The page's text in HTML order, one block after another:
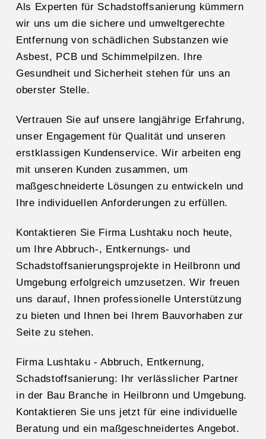
Als Experten für Schadstoffsanierung kümmern
wir uns um die sichere und umweltgerechte
Entfernung von schädlichen Substanzen wie
Asbest, PCB und Schimmelpilzen. Ihre
Gesundheit und Sicherheit stehen für uns an
oberster Stelle.
Vertrauen Sie auf unsere langjährige Erfahrung,
unser Engagement für Qualität und unseren
erstklassigen Kundenservice. Wir arbeiten eng
mit unseren Kunden zusammen, um
maßgeschneiderte Lösungen zu entwickeln und
Ihre individuellen Anforderungen zu erfüllen.
Kontaktieren Sie Firma Lushtaku noch heute,
um Ihre Abbruch-, Entkernungs- und
Schadstoffsanierungsprojekte in Heilbronn und
Umgebung erfolgreich umzusetzen. Wir freuen
uns darauf, Ihnen professionelle Unterstützung
zu bieten und Ihnen bei Ihrem Bauvorhaben zur
Seite zu stehen.
Firma Lushtaku - Abbruch, Entkernung,
Schadstoffsanierung: Ihr verlässlicher Partner
in der Bau Branche in Heilbronn und Umgebung.
Kontaktieren Sie uns jetzt für eine individuelle
Beratung und ein maßgeschneidertes Angebot.